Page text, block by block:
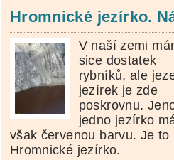
Hromnické jezírko.
V naší zemi
sice dostatek
rybníků, ale
jezírek je zde
poskrovnu.
jedno jezírko
však červenou barvu. Je to
Hromnické jezírko.